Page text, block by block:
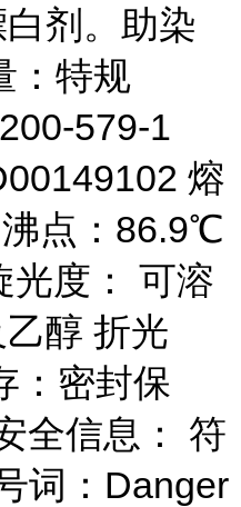
剂。助染
：特规
579-1
熔
点：86.9℃
光度： 可溶
醇 折光
：密封保
全信息： 符
词：Danger